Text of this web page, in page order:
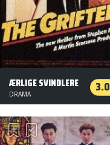
ÆRLIGE SVINDLERE 3.0
DRAMA